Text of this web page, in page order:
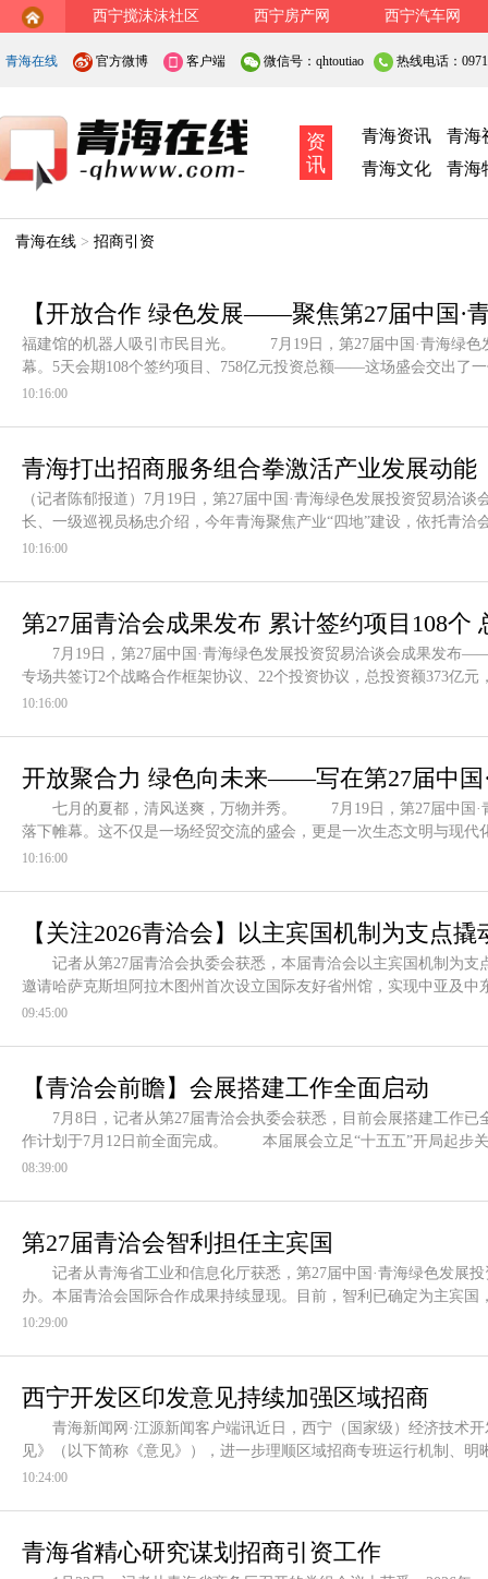
西宁搅沫沫社区 西宁房产网 西宁汽车网
青海在线 官方微博 客户端 微信号：qhtoutiao 热线电话：
资
讯
青海资讯
青海
青海文化
青海
青海在线 > 招商引资
【开放合作 绿色发展——聚焦第27届中国·
会】“绿色之约”结硕果 青洽会签约758亿元
福建馆的机器人吸引市民目光。 7月19日，第27届中国·青海绿色
幕。5天会期108个签约项目、758亿元投资总额——这场盛会交出
10:16:00
青海打出招商服务组合拳激活产业发展动能
（记者陈郁报道）7月19日，第27届中国·青海绿色发展投资贸易洽
长、一级巡视员杨忠介绍，今年青海聚焦产业“四地”建设，依托青
10:16:00
第27届青洽会成果发布 累计签约项目108个
7月19日，第27届中国·青海绿色发展投资贸易洽谈会成果发布
专场共签订2个战略合作框架协议、22个投资协议，总投资额373亿
10:16:00
开放聚合力 绿色向未来——写在第27届中国
幕之际
七月的夏都，清风送爽，万物并秀。 7月19日，第27届中国·青
落下帷幕。这不仅是一场经贸交流的盛会，更是一次生态文明与现
10:16:00
【关注2026青洽会】以主宾国机制为支点
记者从第27届青洽会执委会获悉，本届青洽会以主宾国机制为支
邀请哈萨克斯坦阿拉木图州首次设立国际友好省州馆，实现中亚及
09:45:00
【青洽会前瞻】会展搭建工作全面启动
7月8日，记者从第27届青洽会执委会获悉，目前会展搭建工作已
作计划于7月12日前全面完成。 本届展会立足“十五五”开局起步
08:39:00
第27届青洽会智利担任主宾国
记者从青海省工业和信息化厅获悉，第27届中国·青海绿色发展投
办。本届青洽会国际合作成果持续显现。目前，智利已确定为主宾
10:29:00
西宁开发区印发意见持续加强区域招商
青海新闻网·江源新闻客户端讯近日，西宁（国家级）经济技术开
见》（以下简称《意见》），进一步理顺区域招商专班运行机制、
10:24:00
青海省精心研究谋划招商引资工作